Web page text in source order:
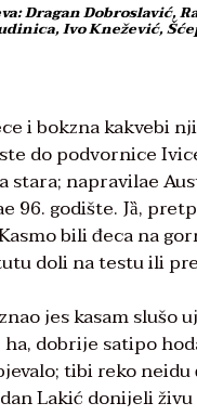
Dragan Dobroslavić,
Ivo Knežević,
i bokzna kakvebi
do podvornice
stara; napravilae
96. godište. Jȁ,
bili đeca na
doli na testu ili
jes kasam
dobrije satipo
tibi reko
Lakić donijeli